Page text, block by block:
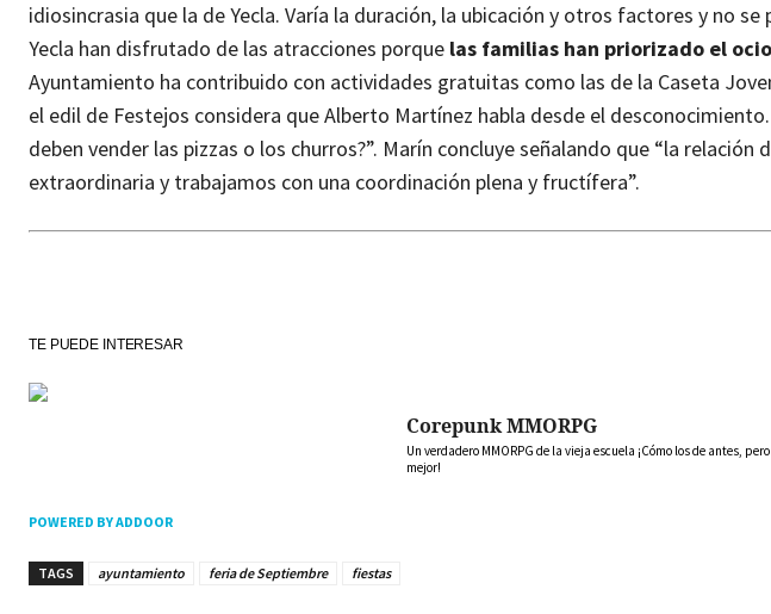
idiosincrasia que la de Yecla. Varía la duración, la ubicación y otros factores y no
Yecla han disfrutado de las atracciones porque las familias han priorizado el
Ayuntamiento ha contribuido con actividades gratuitas como las de la Caseta
el edil de Festejos considera que Alberto Martínez habla desde el
deben vender las pizzas o los churros?”. Marín concluye señalando que “la
extraordinaria y trabajamos con una coordinación plena y fructífera”.
TE PUEDE INTERESAR
Corepunk MMORPG
Un verdadero MMORPG de la vieja escuela ¡Cómo los de antes, pero
mejor!
POWERED BY ADDOOR
TAGS ayuntamiento feria de Septiembre fiestas